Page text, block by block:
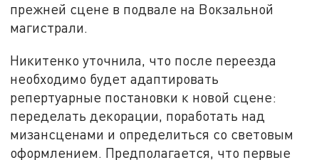
прежней сцене в подвале на Вокзальной
магистрали.
Никитенко уточнила, что после переезда
необходимо будет адаптировать
репертуарные постановки к новой сцене:
переделать декорации, поработать над
мизансценами и определиться со световым
оформлением. Предполагается, что первые